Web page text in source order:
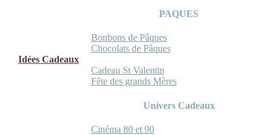
PAQUES
Bonbons de Pâques
Chocolats de Pâques
Idées Cadeaux
Cadeau St Valentin
Fête des grands Mères
Univers Cadeaux
Cinéma 80 et 90